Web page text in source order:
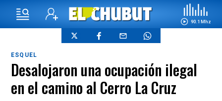
90.1 Mhz
ESQUEL
Desalojaron una ocupación ilegal
en el camino al Cerro La Cruz